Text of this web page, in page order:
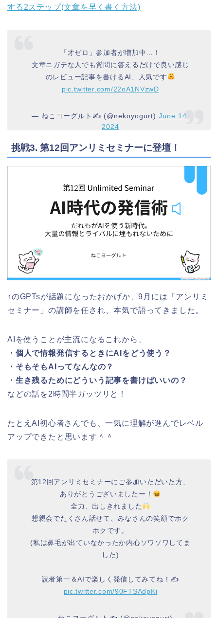
する2ステップ(文章を早く書く方法)
「才ゼロ」参加者が増加中…！
文章ニガテな人でも質問に答えるだけで良い感じ
のレビュー記事を書けるAI、人気です
pic.twitter.com/22oA1NVzwD
— ねこヨーグルト✍️ (@nekoyogurt) June 14,
2024
挑戦3. 第12回アンリミセミナーに登壇！
↑のGPTsが話題になったおかげか、9月には「アンリミ
セミナー」の講師を任され、本気で語ってきました。
AIを使うことが主流になるこれから、
・個人で情報発信するときにAIをどう使う？
・そもそもAIってなんなの？
・生き残るためにどういう記事を書けばいいの？
などの話を2時間半ガッツリと！
たとえAI初心者さんでも、一気に理解が進んでレベル
アップできたと思います＾＾
第12回アンリミセミナーにご参加いただいた方、
ありがとうございましたー！
全力、出しきれました
懇親会でたくさん話せて、みなさんの笑顔でホク
ホクです。
(私は鼻毛が出ていなかったか内心ソワソワしてま
した)
読者第一＆AIで楽しく発信してみてね！✍️
pic.twitter.com/90FTSAdpKi